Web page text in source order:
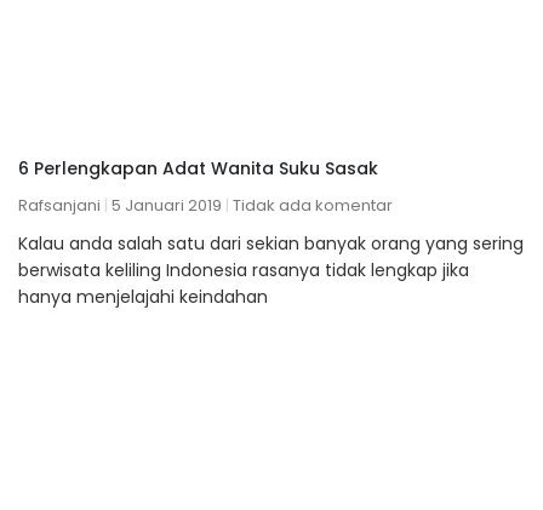
6 Perlengkapan Adat Wanita Suku Sasak
Rafsanjani 5 Januari 2019 Tidak ada komentar
Kalau anda salah satu dari sekian banyak orang yang sering
berwisata keliling Indonesia rasanya tidak lengkap jika
hanya menjelajahi keindahan